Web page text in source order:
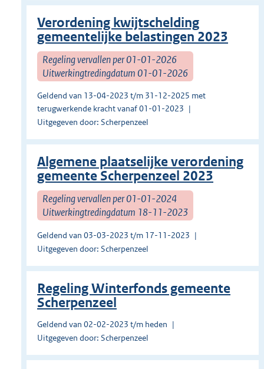
Verordening kwijtschelding
gemeentelijke belastingen 2023
Regeling vervallen per 01-01-2026
Uitwerkingtredingdatum 01-01-2026
Geldend van 13-04-2023 t/m 31-12-2025 met
terugwerkende kracht vanaf 01-01-2023
Uitgegeven door: Scherpenzeel
Algemene plaatselijke verordening
gemeente Scherpenzeel 2023
Regeling vervallen per 01-01-2024
Uitwerkingtredingdatum 18-11-2023
Geldend van 03-03-2023 t/m 17-11-2023
Uitgegeven door: Scherpenzeel
Regeling Winterfonds gemeente
Scherpenzeel
Geldend van 02-02-2023 t/m heden
Uitgegeven door: Scherpenzeel